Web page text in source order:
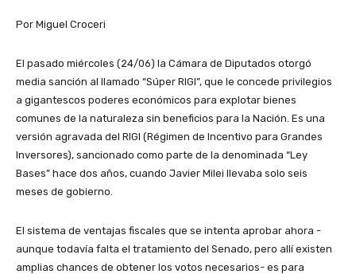
Por Miguel Croceri
El pasado miércoles (24/06) la Cámara de Diputados otorgó
media sanción al llamado “Súper RIGI”, que le concede privilegios
a gigantescos poderes económicos para explotar bienes
comunes de la naturaleza sin beneficios para la Nación. Es una
versión agravada del RIGI (Régimen de Incentivo para Grandes
Inversores), sancionado como parte de la denominada “Ley
Bases” hace dos años, cuando Javier Milei llevaba solo seis
meses de gobierno.
El sistema de ventajas fiscales que se intenta aprobar ahora -
aunque todavía falta el tratamiento del Senado, pero allí existen
amplias chances de obtener los votos necesarios- es para